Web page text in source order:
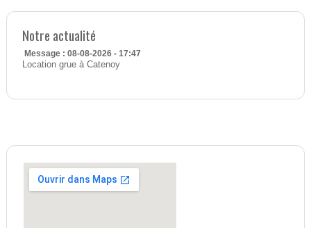
Notre actualité
Message : 08-08-2026 - 17:47
Location grue à Catenoy